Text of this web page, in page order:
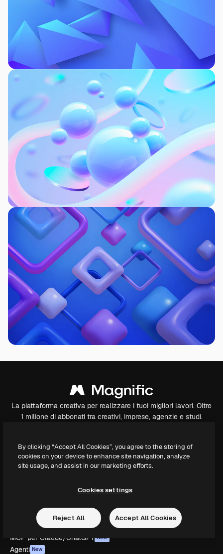
La piattaforma creativa per realizzare i tuoi migliori lavori. Oltre
1 milione di abbonati tra creativi, imprese, agenzie e studi.
Prodotti
Spaces
Generatore di immagini IA
Sintetizzatore vocale IA
Contenuti stock
MCP per Claude/ChatGPT New
Agenti New
By clicking “Accept All Cookies”, you agree to the storing of
cookies on your device to enhance site navigation, analyze
site usage, and assist in our marketing efforts.
Cookies settings
Reject All Accept All Cookies